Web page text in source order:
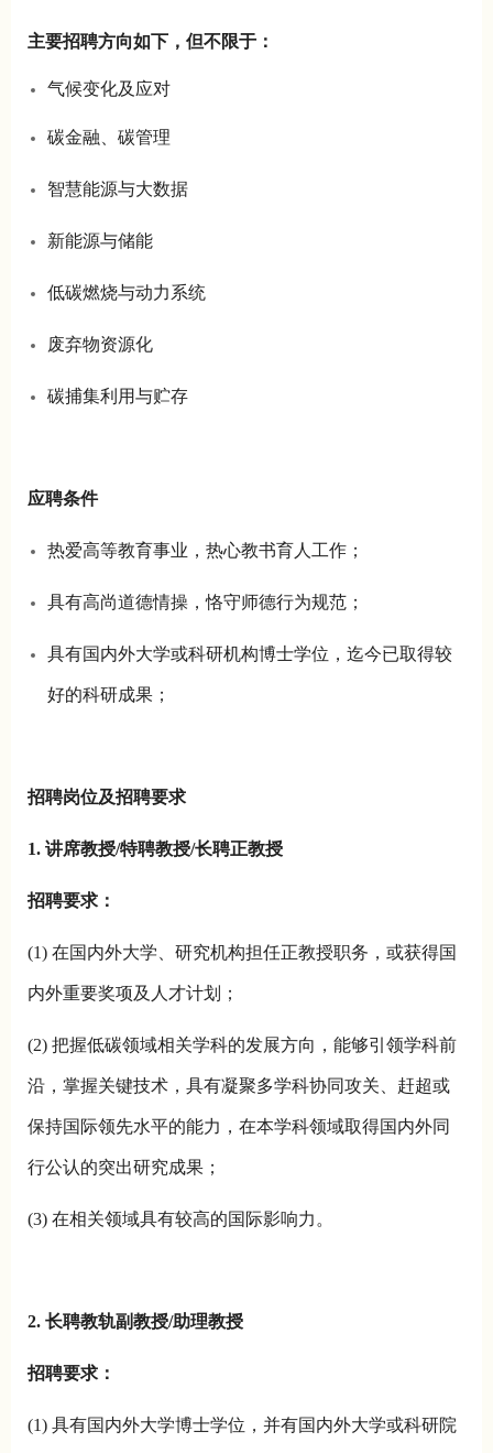
主要招聘方向如下，但不限于：
气候变化及应对
碳金融、碳管理
智慧能源与大数据
新能源与储能
低碳燃烧与动力系统
废弃物资源化
碳捕集利用与贮存
应聘条件
热爱高等教育事业，热心教书育人工作；
具有高尚道德情操，恪守师德行为规范；
具有国内外大学或科研机构博士学位，迄今已取得较
好的科研成果；
招聘岗位及招聘要求
1. 讲席教授/特聘教授/长聘正教授
招聘要求：
(1) 在国内外大学、研究机构担任正教授职务，或获得国
内外重要奖项及人才计划；
(2) 把握低碳领域相关学科的发展方向，能够引领学科前
沿，掌握关键技术，具有凝聚多学科协同攻关、赶超或
保持国际领先水平的能力，在本学科领域取得国内外同
行公认的突出研究成果；
(3) 在相关领域具有较高的国际影响力。
2. 长聘教轨副教授/助理教授
招聘要求：
(1) 具有国内外大学博士学位，并有国内外大学或科研院